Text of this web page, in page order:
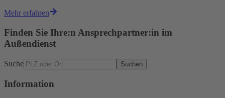
Mehr erfahren
Finden Sie Ihre:n Ansprechpartner:in im
Außendienst
Suche Suchen
Information